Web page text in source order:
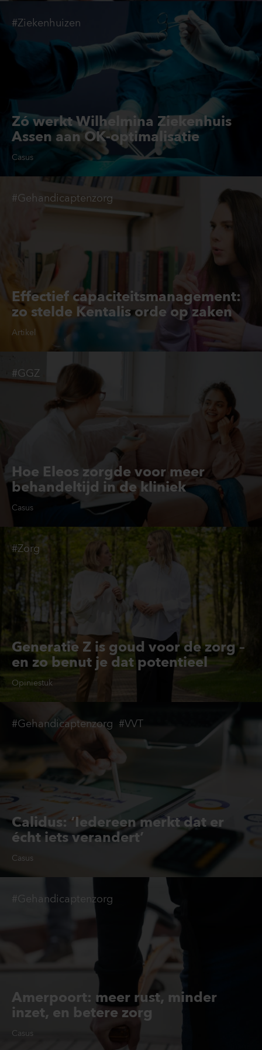
Zó werkt Wilhelmina Ziekenhuis
Assen aan OK-optimalisatie
Casus
#Ziekenhuizen
Effectief capaciteitsmanagement:
zo stelde Kentalis orde op zaken
Artikel
#Gehandicaptenzorg
Hoe Eleos zorgde voor meer
behandeltijd in de kliniek
Casus
#GGZ
Generatie Z is goud voor de zorg –
en zo benut je dat potentieel
Opiniestuk
#Zorg
Calidus: ‘Iedereen merkt dat er
écht iets verandert’
Casus
#Gehandicaptenzorg #VVT
Amerpoort: meer rust, minder
inzet, en betere zorg
Casus
#Gehandicaptenzorg